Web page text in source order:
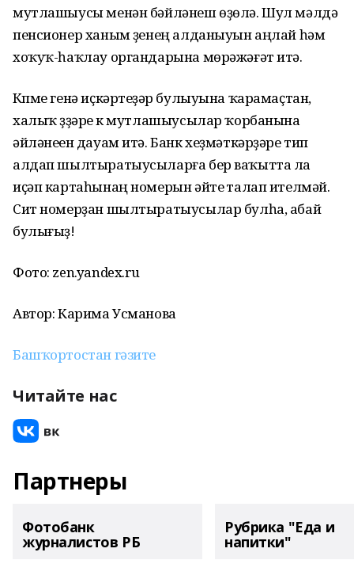
мутлашыусы менән бәйләнеш өҙөлә. Шул мәлдә
пенсионер ханым үҙенең алданыуын аңлай һәм
хоҡуҡ-һаҡлау органдарына мөрәжәғәт итә.
Күпме генә иҫкәртеүҙәр булыуына ҡарамаҫтан,
халыҡ үҙҙәре үк мутлашыусылар ҡорбанына
әйләнеүен дауам итә. Банк хеҙмәткәрҙәре тип
алдап шылтыратыусыларға бер ваҡытта ла
иҫәп картаһынаң номерын әйтеү талап ителмәй.
Сит номерҙан шылтыратыусылар булһа, абай
булығыҙ!
Фото: zen.yandex.ru
Автор: Карима Усманова
Башҡортостан гәзите
Читайте нас
Партнеры
Фотобанк
журналистов РБ
Рубрика "Еда и
напитки"